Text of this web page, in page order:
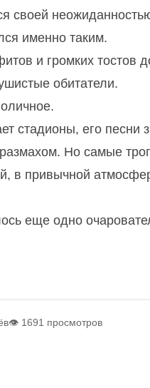
своей
именно таким.
и громких тостов
обитатели.
стадионы, его песни
Но самые
привычной
еще одно
👁 1691 просмотров